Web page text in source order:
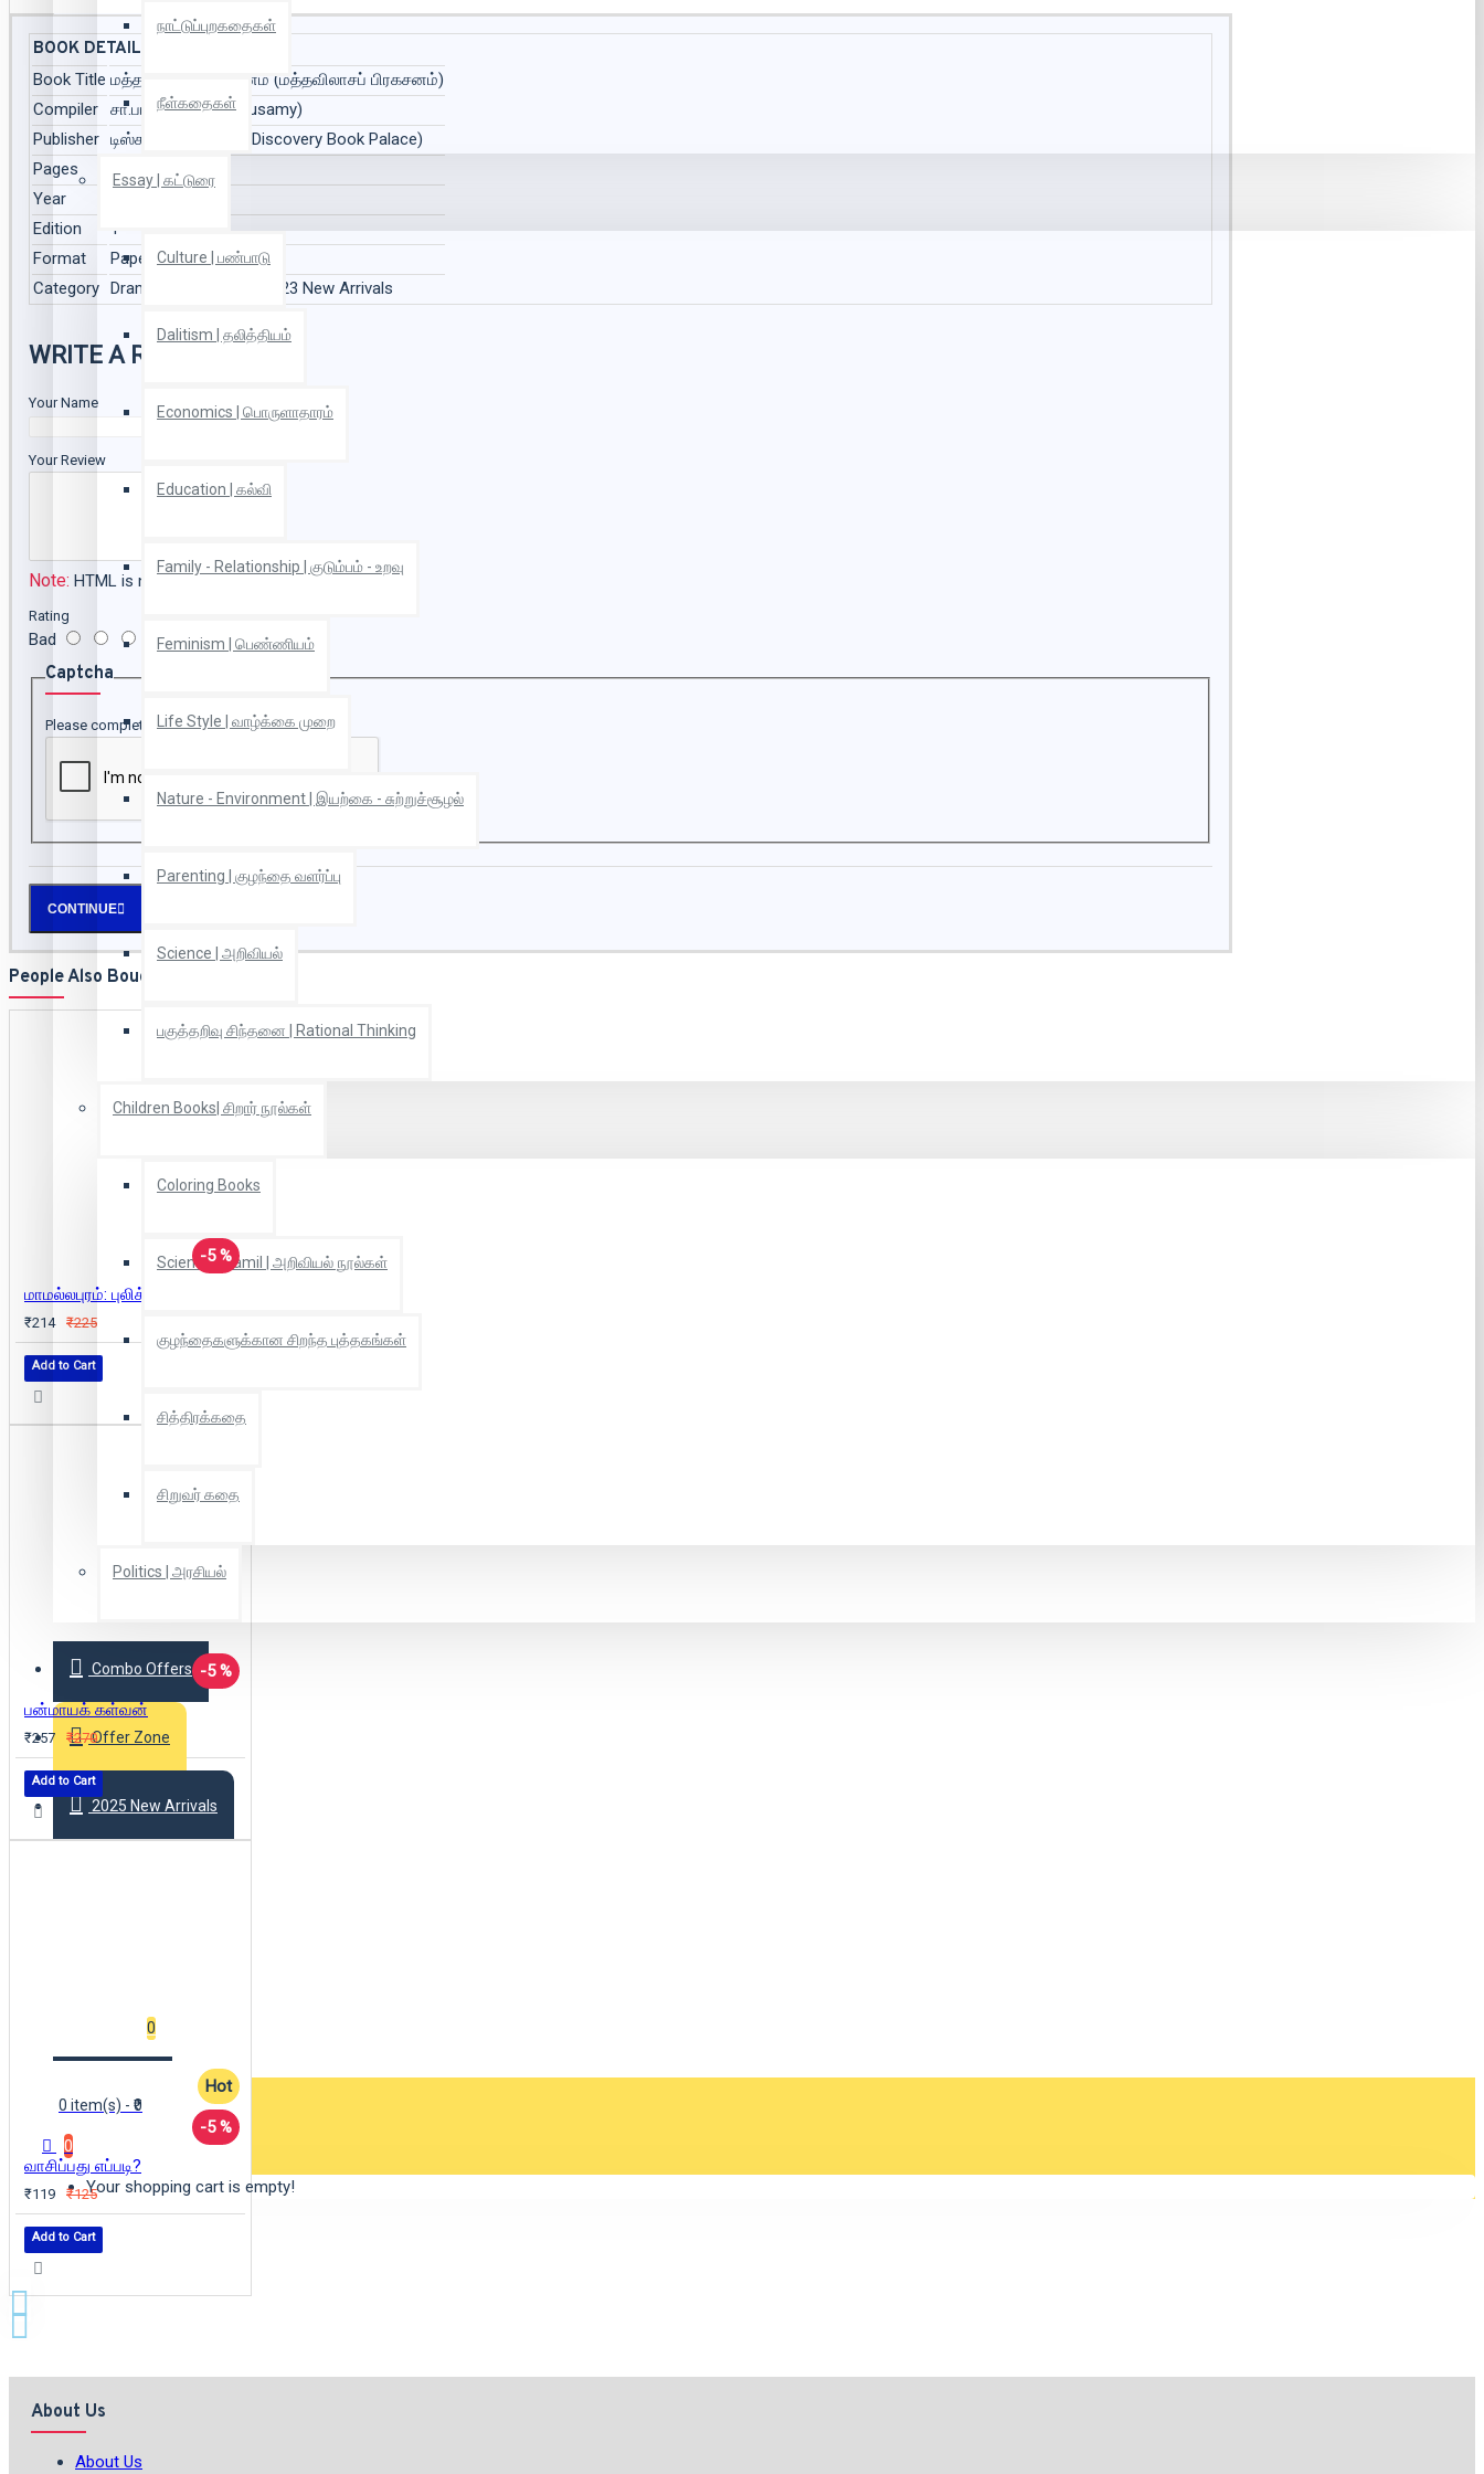
நாட்டுப்புறகதைகள்
நீள்கதைகள்
Essay | கட்டுரை
Culture | பண்பாடு
Dalitism | தலித்தியம்
Economics | பொருளாதாரம்
Education | கல்வி
Family - Relationship | குடும்பம் - உறவு
Feminism | பெண்ணியம்
Life Style | வாழ்க்கை முறை
Nature - Environment | இயற்கை - சுற்றுச்சூழல்
Parenting | குழந்தை வளர்ப்பு
Science | அறிவியல்
பகுத்தறிவு சிந்தனை | Rational Thinking
Children Books| சிறார் நூல்கள்
Coloring Books
Scientific Tamil | அறிவியல் நூல்கள்
குழந்தைகளுக்கான சிறந்த புத்தகங்கள்
சித்திரக்கதை
சிறுவர் கதை
Politics | அரசியல்
Combo Offers
Offer Zone
2025 New Arrivals
0
0 item(s) - ₹0
0
Your shopping cart is empty!
BOOK DETAILS
Book Title மத்தவிலாசப் பிரகசனம் (மத்தவிலாசப் பிரகசனம்)
Compiler
சா.பாலுசாமி (Su.Balusamy)
Publisher டிஸ்கவரி புக் பேலஸ் (Discovery Book Palace)
Pages
159
Year
Edition
1
Format
Paper Back
Category Drama Play | நாடகம், 2023 New Arrivals
WRITE A REVIEW
Your Name
Your Review
Note: HTML is not translated!
Rating
Bad Good
Captcha
Please complete the captcha validation below
CONTINUE
People Also Bought
-5 %
₹214 ₹225
Add to Cart
-5 %
பன்மாயக் கள்வன்
₹257 ₹270
Add to Cart
Hot
-5 %
வாசிப்பது எப்படி?
₹119 ₹125
Add to Cart
About Us
About Us